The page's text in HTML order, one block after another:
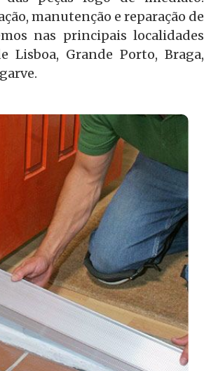
manutenção e reparação de
nas principais localidades
Lisboa, Grande Porto, Braga,